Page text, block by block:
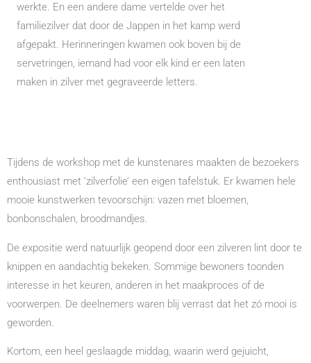
werkte. En een andere dame vertelde over het
familiezilver dat door de Jappen in het kamp werd
afgepakt. Herinneringen kwamen ook boven bij de
servetringen, iemand had voor elk kind er een laten
maken in zilver met gegraveerde letters.
Tijdens de workshop met de kunstenares maakten de bezoekers
enthousiast met ‘zilverfolie’ een eigen tafelstuk. Er kwamen hele
mooie kunstwerken tevoorschijn: vazen met bloemen,
bonbonschalen, broodmandjes.
De expositie werd natuurlijk geopend door een zilveren lint door te
knippen en aandachtig bekeken. Sommige bewoners toonden
interesse in het keuren, anderen in het maakproces of de
voorwerpen. De deelnemers waren blij verrast dat het zó mooi is
geworden.
Kortom, een heel geslaagde middag, waarin werd gejuicht,